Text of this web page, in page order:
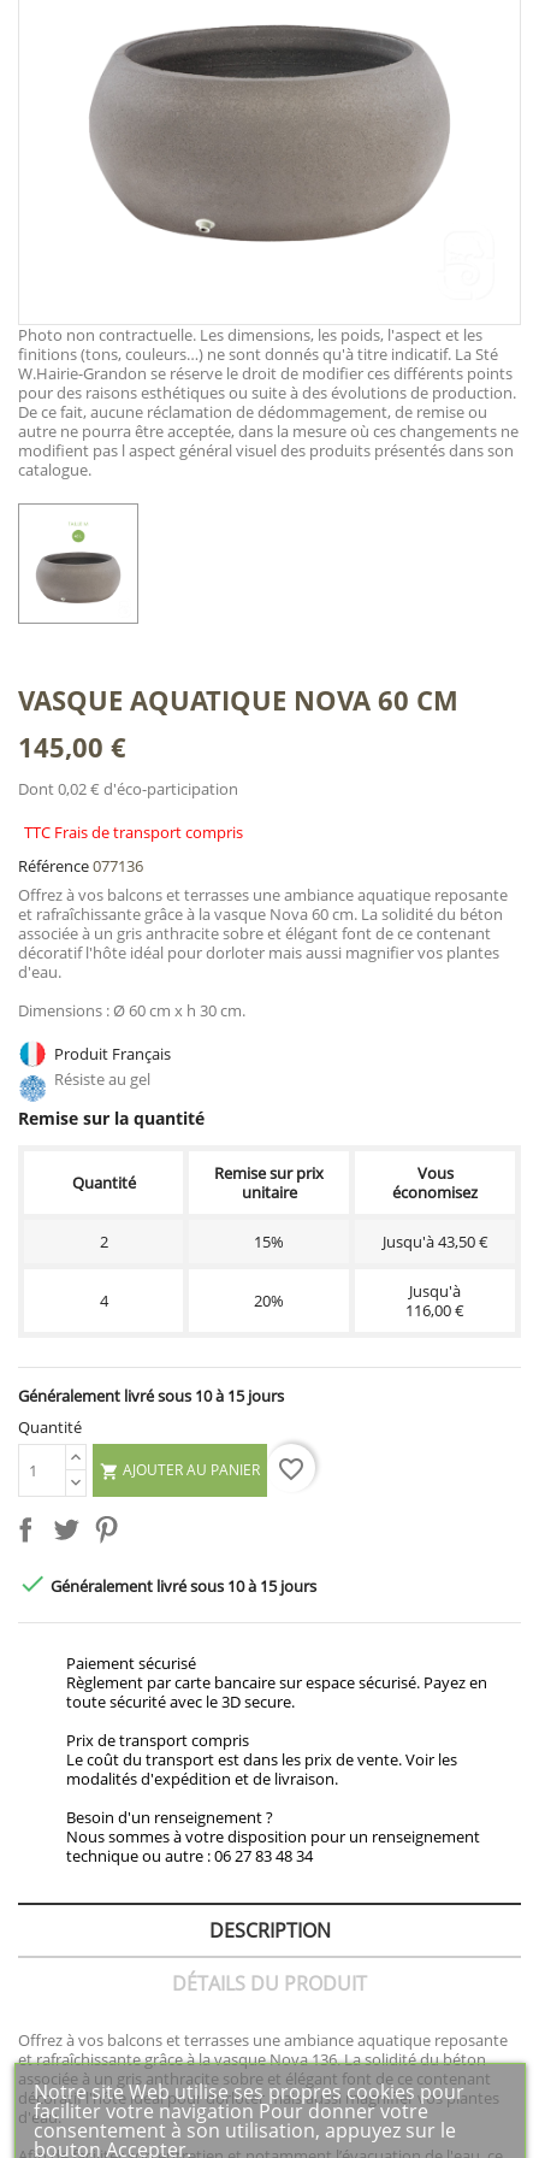
Photo non contractuelle. Les dimensions, les poids, l'aspect et les
finitions (tons, couleurs…) ne sont donnés qu'à titre indicatif. La Sté
W.Hairie-Grandon se réserve le droit de modifier ces différents points
pour des raisons esthétiques ou suite à des évolutions de production.
De ce fait, aucune réclamation de dédommagement, de remise ou
autre ne pourra être acceptée, dans la mesure où ces changements ne
modifient pas l aspect général visuel des produits présentés dans son
catalogue.
VASQUE AQUATIQUE NOVA 60 CM
145,00 €
Dont 0,02 € d'éco-participation
TTC Frais de transport compris
Référence077136
Offrez à vos balcons et terrasses une ambiance aquatique reposante
et rafraîchissante grâce à la vasque Nova 60 cm. La solidité du béton
associée à un gris anthracite sobre et élégant font de ce contenant
décoratif l'hôte idéal pour dorloter mais aussi magnifier vos plantes
d'eau.
Dimensions : Ø 60 cm x h 30 cm.
Produit Français
Résiste au gel
Remise sur la quantité
Quantité
Remise sur prix
unitaire
Vous
économisez
2 15% Jusqu'à 43,50 €
4 20%
Jusqu'à
116,00 €
Généralement livré sous 10 à 15 jours
Quantité
 AJOUTER AU PANIER favorite_border
 Généralement livré sous 10 à 15 jours
Paiement sécurisé
Règlement par carte bancaire sur espace sécurisé. Payez en
toute sécurité avec le 3D secure.
Prix de transport compris
Le coût du transport est dans les prix de vente. Voir les
modalités d'expédition et de livraison.
Besoin d'un renseignement ?
Nous sommes à votre disposition pour un renseignement
technique ou autre : 06 27 83 48 34
DESCRIPTION
DÉTAILS DU PRODUIT
Offrez à vos balcons et terrasses une ambiance aquatique reposante
et rafraîchissante grâce à la vasque Nova 136. La solidité du béton
associée à un gris anthracite sobre et élégant font de ce contenant
décoratif l'hôte idéal pour dorloter mais aussi magnifier vos plantes
d'eau.
Notre site Web utilise ses propres cookies pour
faciliter votre navigation Pour donner votre
consentement à son utilisation, appuyez sur le
bouton Accepter.